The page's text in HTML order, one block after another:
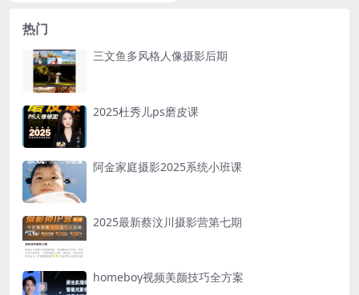
热门
三文鱼多风格人像摄影后期
2025杜秀儿ps磨皮课
阿金家庭摄影2025系统小班课
2025最新蔡汶川摄影营第七期
homeboy视频美颜技巧全方案